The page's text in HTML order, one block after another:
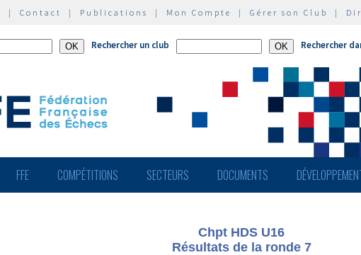
| Contact | Publications | Mon Compte | Gérer son Club |
Rechercher un club Rechercher
FFE COMPÉTITIONS SECTEURS DOCUMENTS
Chpt HDS U16
Résultats de la ronde 7